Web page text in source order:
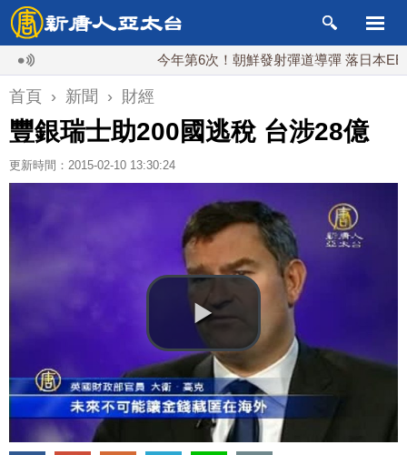
今年第6次！朝鮮發射彈道導彈 落日本EEZ外
首頁 › 新聞 › 財經
豐銀瑞士助200國逃稅 台涉28億
更新時間：2015-02-10 13:30:24